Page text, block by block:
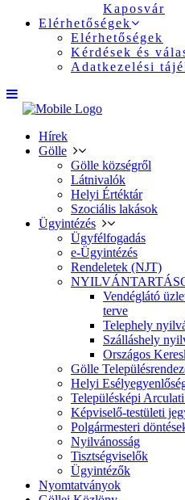
Kaposvár
Elérhetőségek
Elérhetőségek
Kérdések és
Adatkezelési
Hírek
Gölle
Gölle községről
Látnivalók
Helyi Értéktár
Szociális lakások
Ügyintézés
Ügyfélfogadás
e-Ügyintézés
Rendeletek (NJT)
Vendéglátó
terve
Telephely
Szálláshely
Országos
Gölle
Helyi
Településképi
Képviselő-testületi
Polgármesteri
Nyilvánosság
Tisztségviselők
Ügyintézők
Nyomtatványok